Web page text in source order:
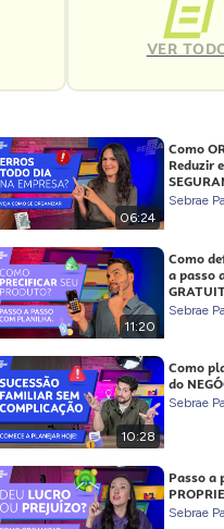
VER
06:24
Como
Reduzir
Sebrae
11:20
Como
a passo
Sebrae
10:28
Como
do
Sebrae
Passo a
Sebrae